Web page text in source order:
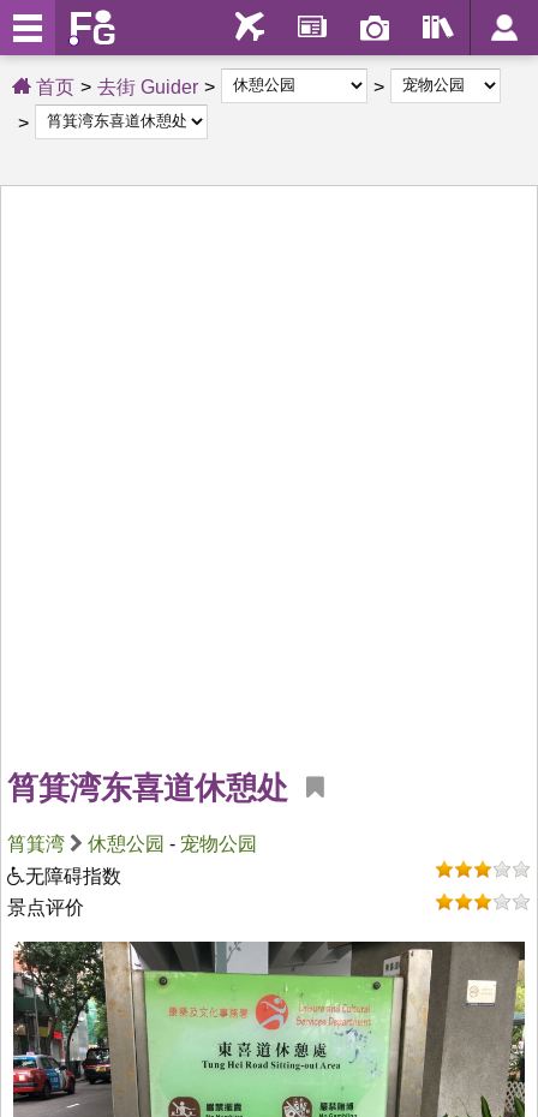
首页 去街 Guider
筲箕湾东喜道休憩处
筲箕湾 休憩公园 - 宠物公园
无障碍指数
景点评价